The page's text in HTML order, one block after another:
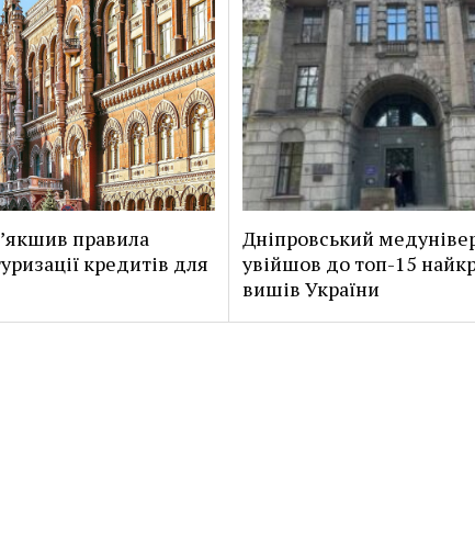
правила
кредитів для
Дніпровський
увійшов до топ-15
вишів України